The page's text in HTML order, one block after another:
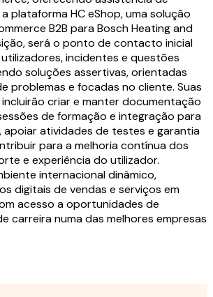
plataforma HC eShop, uma solução
B2B para Bosch Heating and
será o ponto de contacto inicial
incidentes e questões
soluções assertivas, orientadas
problemas e focadas no cliente. Suas
criar e manter documentação
de formação e integração para
apoiar atividades de testes e garantia
para a melhoria contínua dos
e experiência do utilizador.
internacional dinâmico,
digitais de vendas e serviços em
acesso a oportunidades de
carreira numa das melhores empresas